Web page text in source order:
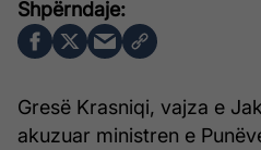
Gresë Krasniqi, vajza e
akuzuar ministren e